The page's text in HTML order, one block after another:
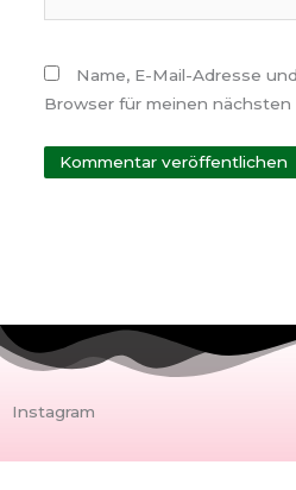
Name, E-Mail-Adresse
Browser für meinen
Instagram